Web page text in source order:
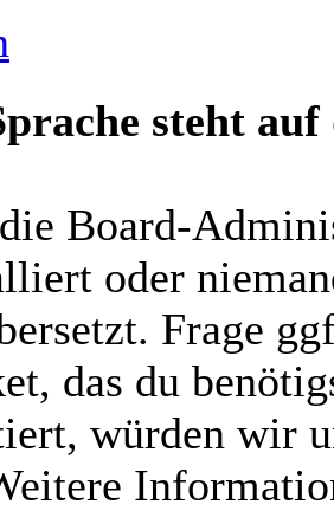
steht
Board-
oder
Frage
das du
würden wir